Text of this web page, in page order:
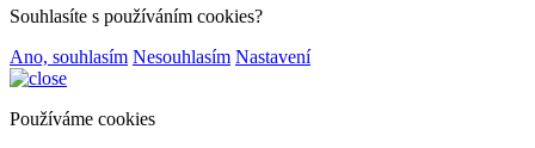
Souhlasíte s používáním cookies?
Ano, souhlasím Nesouhlasím Nastavení
Používáme cookies